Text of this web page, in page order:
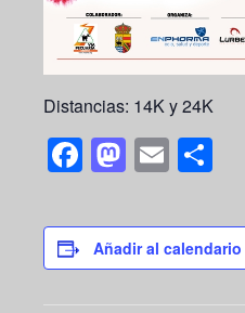
Distancias: 14K y 24K
F
c
e
M
st
o
E
ailar
e
Añadir al calendario